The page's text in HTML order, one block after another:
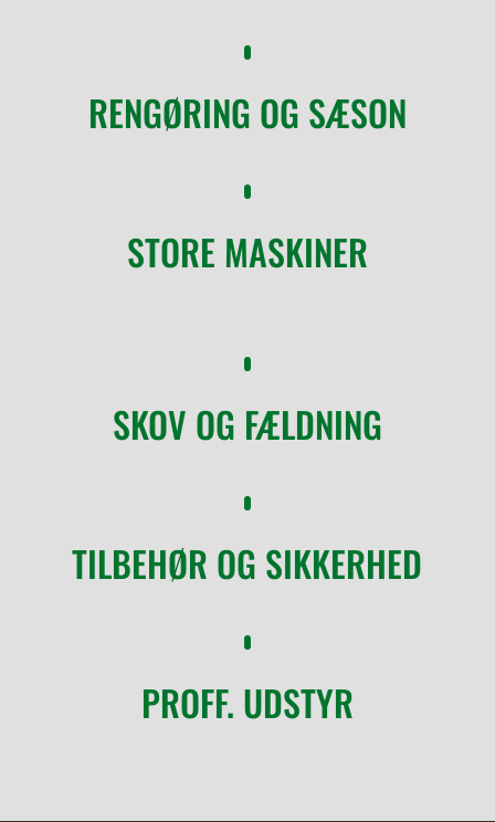
RENGØRING OG SÆSON
STORE MASKINER
SKOV OG FÆLDNING
TILBEHØR OG SIKKERHED
PROFF. UDSTYR